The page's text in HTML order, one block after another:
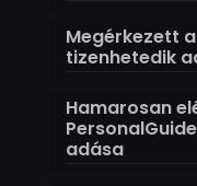
Megérkezett
tizenhetedik
Hamarosan
adása